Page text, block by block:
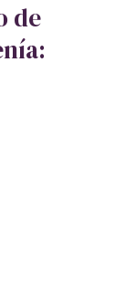
de